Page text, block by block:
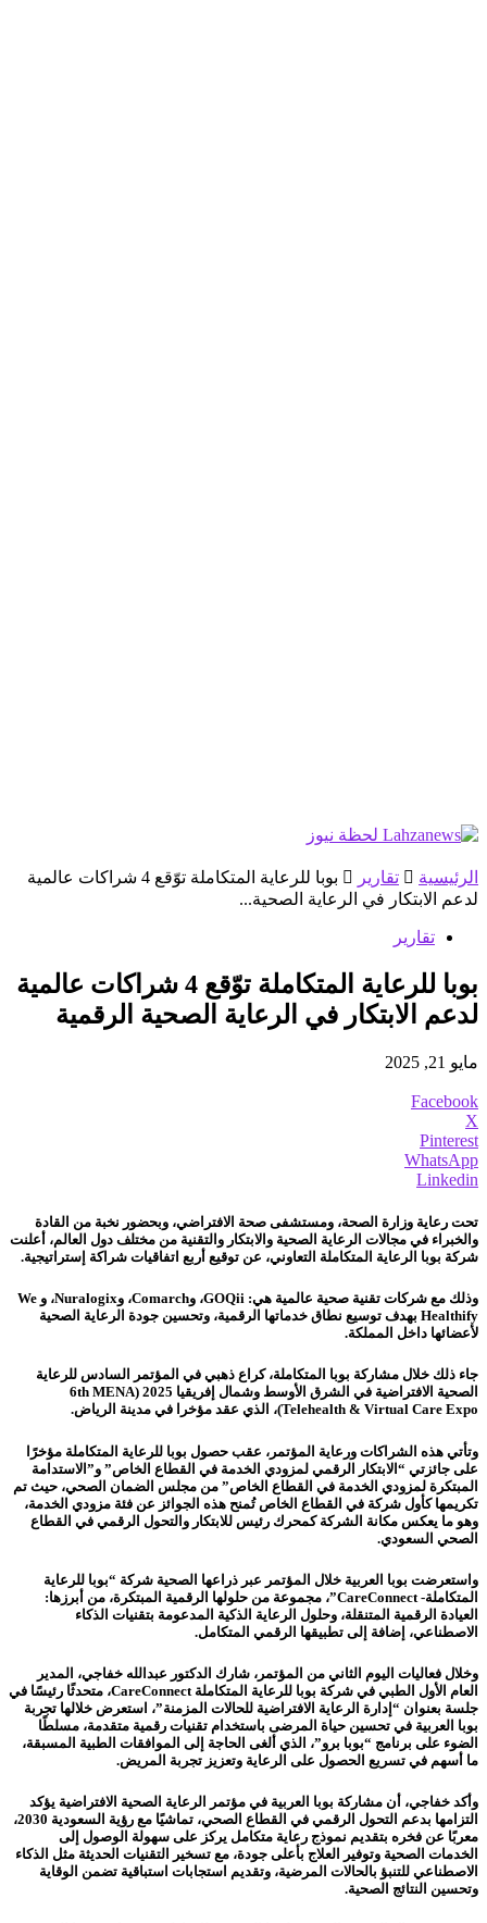
الرئيسية تقارير
بوبا للرعاية المتكاملة توّقع 4 شراكات عالمية
لدعم الابتكار في الرعاية الصحية...
تقارير
بوبا للرعاية المتكاملة توّقع 4 شراكات عالمية
لدعم الابتكار في الرعاية الصحية الرقمية
مايو 21, 2025
Facebook
X
Pinterest
WhatsApp
Linkedin
تحت رعاية وزارة الصحة، ومستشفى صحة الافتراضي، وبحضور نخبة من القادة
والخبراء في مجالات الرعاية الصحية والابتكار والتقنية من مختلف دول العالم، أعلنت
شركة بوبا الرعاية المتكاملة التعاوني، عن توقيع أربع اتفاقيات شراكة إستراتيجية.
وذلك مع شركات تقنية صحية عالمية هي: GOQii، وComarch، وNuralogix، و We
Healthify بهدف توسيع نطاق خدماتها الرقمية، وتحسين جودة الرعاية الصحية
لأعضائها داخل المملكة.
جاء ذلك خلال مشاركة بوبا المتكاملة، كراع ذهبي في المؤتمر السادس للرعاية
الصحية الافتراضية في الشرق الأوسط وشمال إفريقيا 2025 (6th MENA
Telehealth & Virtual Care Expo)، الذي عقد مؤخرا في مدينة الرياض.
وتأتي هذه الشراكات ورعاية المؤتمر، عقب حصول بوبا للرعاية المتكاملة مؤخرًا
على جائزتي “الابتكار الرقمي لمزودي الخدمة في القطاع الخاص” و”الاستدامة
المبتكرة لمزودي الخدمة في القطاع الخاص” من مجلس الضمان الصحي، حيث تم
تكريمها كأول شركة في القطاع الخاص تُمنح هذه الجوائز عن فئة مزودي الخدمة،
وهو ما يعكس مكانة الشركة كمحرك رئيس للابتكار والتحول الرقمي في القطاع
الصحي السعودي.
واستعرضت بوبا العربية خلال المؤتمر عبر ذراعها الصحية شركة “بوبا للرعاية
المتكاملة- CareConnect”، مجموعة من حلولها الرقمية المبتكرة، من أبرزها:
العيادة الرقمية المتنقلة، وحلول الرعاية الذكية المدعومة بتقنيات الذكاء
الاصطناعي، إضافة إلى تطبيقها الرقمي المتكامل.
وخلال فعاليات اليوم الثاني من المؤتمر، شارك الدكتور عبدالله خفاجي، المدير
العام الأول الطبي في شركة بوبا للرعاية المتكاملة CareConnect، متحدثًا رئيسًا في
جلسة بعنوان “إدارة الرعاية الافتراضية للحالات المزمنة”، استعرض خلالها تجربة
بوبا العربية في تحسين حياة المرضى باستخدام تقنيات رقمية متقدمة، مسلطًا
الضوء على برنامج “بوبا برو”، الذي ألغى الحاجة إلى الموافقات الطبية المسبقة،
ما أسهم في تسريع الحصول على الرعاية وتعزيز تجربة المريض.
وأكد خفاجي، أن مشاركة بوبا العربية في مؤتمر الرعاية الصحية الافتراضية يؤكد
التزامها بدعم التحول الرقمي في القطاع الصحي، تماشيًا مع رؤية السعودية 2030،
معربًا عن فخره بتقديم نموذج رعاية متكامل يركز على سهولة الوصول إلى
الخدمات الصحية وتوفير العلاج بأعلى جودة، مع تسخير التقنيات الحديثة مثل الذكاء
الاصطناعي للتنبؤ بالحالات المرضية، وتقديم استجابات استباقية تضمن الوقاية
وتحسين النتائج الصحية.